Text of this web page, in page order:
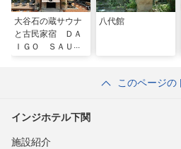
大谷石の蔵サウナ
と古民家宿 ＤＡ
ＩＧＯ ＳＡＵＮ
八代館
このページの
インジホテル下関
施設紹介